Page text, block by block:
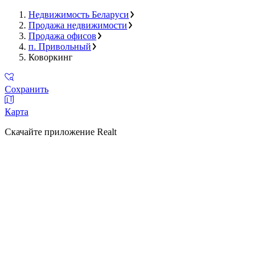
Недвижимость Беларуси
Продажа недвижимости
Продажа офисов
п. Привольный
Коворкинг
Сохранить
Карта
Скачайте приложение Realt